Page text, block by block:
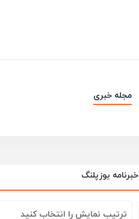
مجله خبری
خبرنامه یوزپلنگ